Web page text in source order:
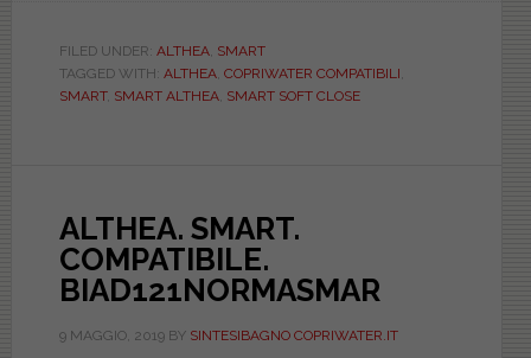
COMPATIBILE.
SOFT
CLOSE.
FILED UNDER: ALTHEA, SMART
TAGGED WITH: ALTHEA, COPRIWATER COMPATIBILI
SMART, SMART ALTHEA, SMART SOFT CLOSE
ALTHEA. SMART.
COMPATIBILE.
BIAD121NORMASMAR
9 MAGGIO, 2019BY SINTESIBAGNO COPRIWATER.IT